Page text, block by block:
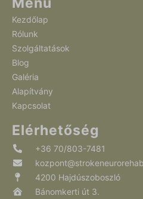
Kezdőlap
Rólunk
Szolgáltatások
Blog
Galéria
Alapítvány
Kapcsolat
Elérhetőség
+36 70/803-7481
4200 Hajdúszoboszló
Bánomkerti út 3.